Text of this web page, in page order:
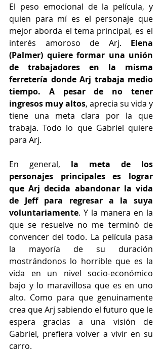
El peso emocional de la película, y
quien para mí es el personaje que
mejor aborda el tema principal, es el
interés amoroso de Arj. Elena
(Palmer) quiere formar una unión
de trabajadores en la misma
ferretería donde Arj trabaja medio
tiempo. A pesar de no tener
ingresos muy altos, aprecia su vida y
tiene una meta clara por la que
trabaja. Todo lo que Gabriel quiere
para Arj.
En general, la meta de los
personajes principales es lograr
que Arj decida abandonar la vida
de Jeff para regresar a la suya
voluntariamente. Y la manera en la
que se resuelve no me terminó de
convencer del todo. La película pasa
la mayoría de su duración
mostrándonos lo horrible que es la
vida en un nivel socio-económico
bajo y lo maravillosa que es en uno
alto. Como para que genuinamente
crea que Arj sabiendo el futuro que le
espera gracias a una visión de
Gabriel, prefiera volver a vivir en su
carro.